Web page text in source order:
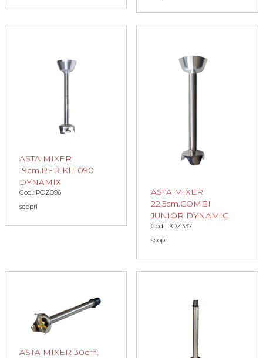
ASTA MIXER
19cm.PER KIT 090
DYNAMIX
Cod.: POZ096
scopri
ASTA MIXER
22,5cm.COMBI
JUNIOR DYNAMIC
Cod.: POZ337
scopri
ASTA MIXER 30cm.